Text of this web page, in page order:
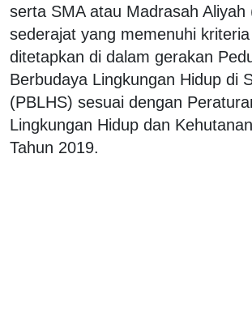
serta SMA atau Madrasah Aliyah
sederajat yang memenuhi
ditetapkan di dalam gerakan
Berbudaya Lingkungan Hidup di
(PBLHS) sesuai dengan
Lingkungan Hidup dan
Tahun 2019.